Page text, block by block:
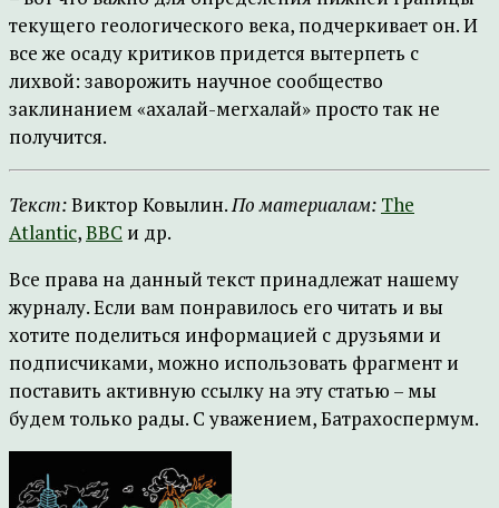
текущего геологического века, подчеркивает он. И
все же осаду критиков придется вытерпеть с
лихвой: заворожить научное сообщество
заклинанием «ахалай-мегхалай» просто так не
получится.
Текст:Виктор Ковылин.По материалам: The
Atlantic,BBC и др.
Все права на данный текст принадлежат нашему
журналу. Если вам понравилось его читать и вы
хотите поделиться информацией с друзьями и
подписчиками, можно использовать фрагмент и
поставить активную ссылку на эту статью – мы
будем только рады. С уважением, Батрахоспермум.